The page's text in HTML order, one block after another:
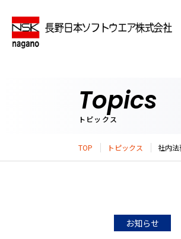
トピックス
Topics
TOP トピックス 社内法
お知らせ